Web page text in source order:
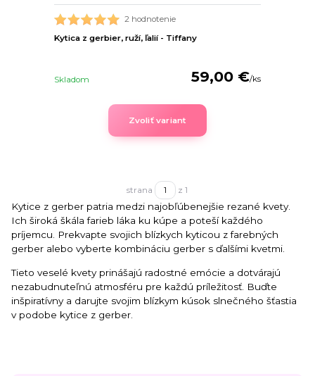
2 hodnotenie
Kytica z gerbier, ruží, ľalií - Tiffany
59,00 €/ks
Skladom
Zvoliť variant
strana z 1
Kytice z gerber patria medzi najobľúbenejšie rezané kvety.
Ich široká škála farieb láka ku kúpe a poteší každého
príjemcu. Prekvapte svojich blízkych kyticou z farebných
gerber alebo vyberte kombináciu gerber s ďalšími kvetmi.
Tieto veselé kvety prinášajú radostné emócie a dotvárajú
nezabudnuteľnú atmosféru pre každú príležitosť. Buďte
inšpiratívny a darujte svojim blízkym kúsok slnečného šťastia
v podobe kytice z gerber.